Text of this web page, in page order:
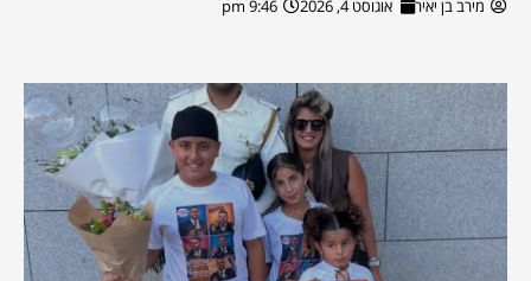
מירב בן יאיר אוגוסט 4, 2026 9:46 pm